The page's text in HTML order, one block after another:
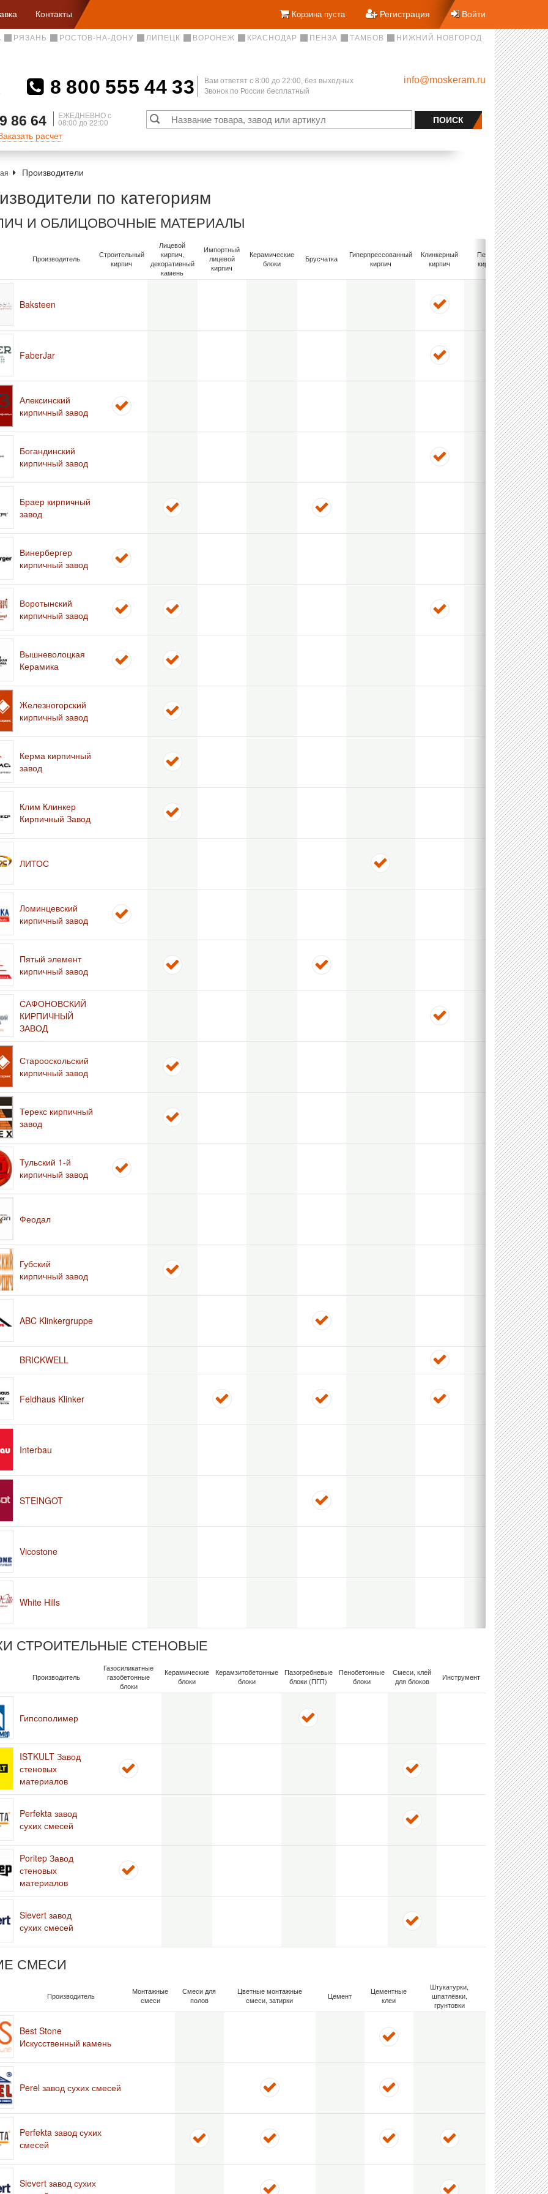
Контакты Корзина пуста Регистрация Войти
РЯЗАНЬ РОСТОВ-НА-ДОНУ ЛИПЕЦК ВОРОНЕЖ КРАСНОДАР ПЕНЗА ТАМБОВ НИЖНИЙ НОВГОРОД
8 800 555 44 33
Вам ответят c 8:00 до 22:00, без выходных
Звонок по России бесплатный
info@moskeram.ru
86 64 ЕЖЕДНЕВНО с
08:00 до 22:00
расчет
Производители
по категориям
И ОБЛИЦОВОЧНЫЕ МАТЕРИАЛЫ
Производитель
Строительный
кирпич
Лицевой
кирпич,
декоративный
камень
Импортный
лицевой
кирпич
Керамические
блоки
Брусчатка
Гиперпрессованный
кирпич
Клинкерный
кирпич
Печной
кирпич
Ручная
Baksteen
FaberJar
Алексинский
кирпичный завод
Богандинский
кирпичный завод
Браер кирпичный
завод
Винербергер
кирпичный завод
Воротынский
кирпичный завод
Вышневолоцкая
Керамика
Железногорский
кирпичный завод
Керма кирпичный
завод
Клим Клинкер
Кирпичный Завод
ЛИТОС
Ломинцевский
кирпичный завод
Пятый элемент
кирпичный завод
САФОНОВСКИЙ
КИРПИЧНЫЙ
ЗАВОД
Старооскольский
кирпичный завод
Терекс кирпичный
завод
Тульский 1-й
кирпичный завод
Феодал
Губский
кирпичный завод
ABC Klinkergruppe
BRICKWELL
Feldhaus Klinker
Interbau
STEINGOT
Vicostone
White Hills
СТРОИТЕЛЬНЫЕ СТЕНОВЫЕ
Производитель
Газосиликатные
газобетонные
блоки
Керамические
блоки
Керамзитобетонные
блоки
Пазогребневые
блоки (ПГП)
Пенобетонные
блоки
Смеси, клей
для блоков
Инструмент
Гипсополимер
ISTKULT Завод
стеновых
материалов
Perfekta завод
сухих смесей
Poritep Завод
стеновых
материалов
Sievert завод
сухих смесей
СМЕСИ
Производитель
Монтажные
смеси
Смеси для
полов
Цветные монтажные
смеси, затирки
Цемент
Цементные
клеи
Штукатурки,
шпатлёвки,
грунтовки
Best Stone
Искусственный камень
Perel завод сухих смесей
Perfekta завод сухих
смесей
Sievert завод сухих